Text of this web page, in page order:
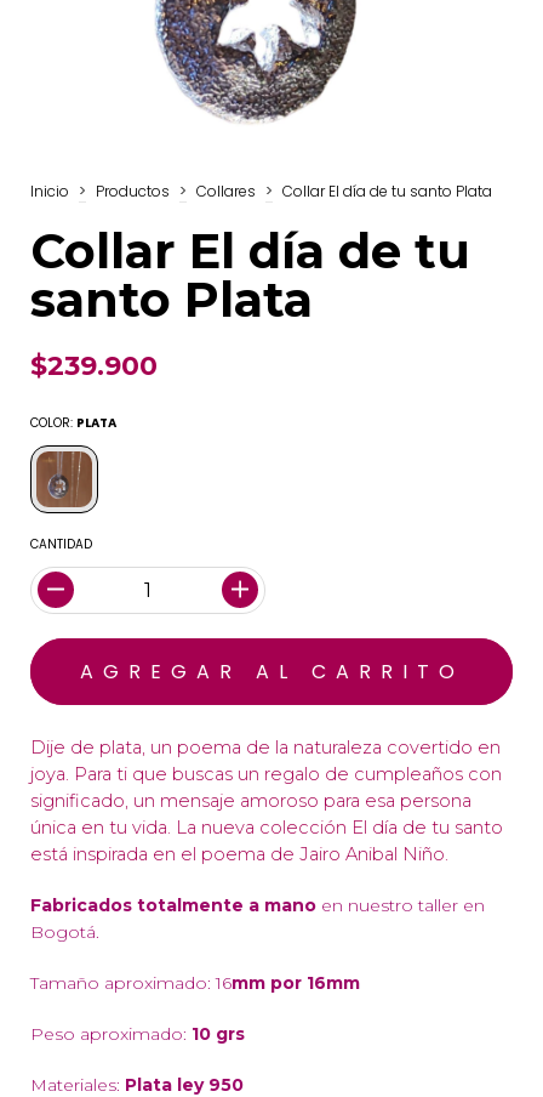
Inicio > Productos > Collares > Collar El día de tu santo Plata
Collar El día de tu
santo Plata
$239.900
COLOR: PLATA
CANTIDAD
Dije de plata, un poema de la naturaleza covertido en
joya. Para ti que buscas un regalo de cumpleaños con
significado, un mensaje amoroso para esa persona
única en tu vida. La nueva colección El día de tu santo
está inspirada en el poema de Jairo Anibal Niño.
Fabricados totalmente a mano en nuestro taller en
Bogotá.
Tamaño aproximado: 16mm por 16mm
Peso aproximado: 10 grs
Materiales: Plata ley 950